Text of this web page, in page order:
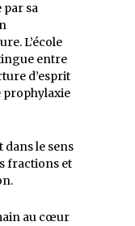
par sa
L’école
entre
d’esprit
prophylaxie
le sens
fractions et
au cœur